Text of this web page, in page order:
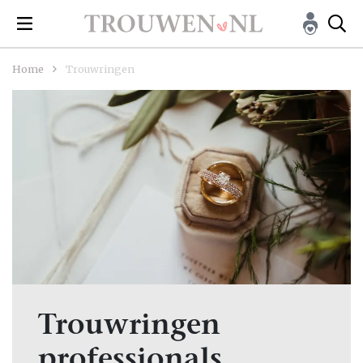
Home Trouwringen
Trouwringen